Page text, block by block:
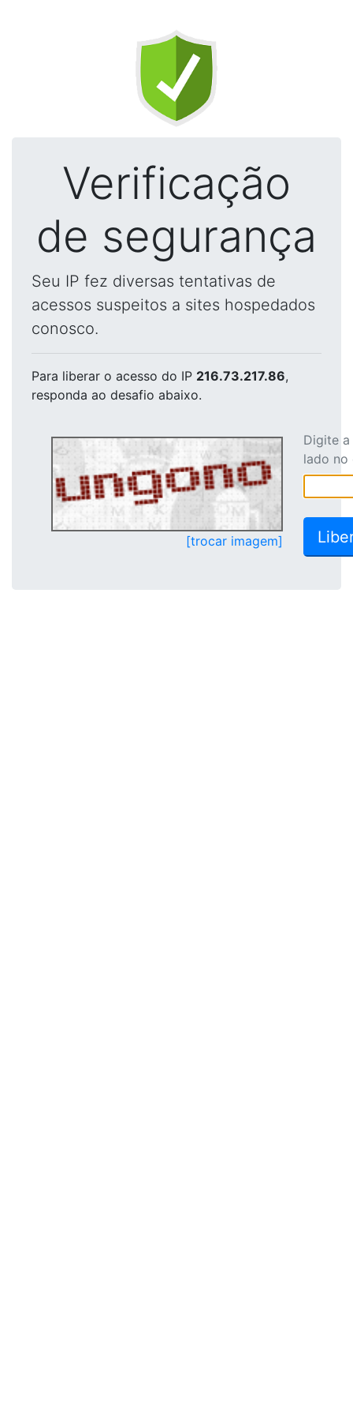
Verificação
de segurança
Seu IP fez diversas tentativas de
acessos suspeitos a sites hospedados
conosco.
Para liberar o acesso do IP 216.73.217.86,
responda ao desafio abaixo.
[trocar imagem]
Digite
lado no